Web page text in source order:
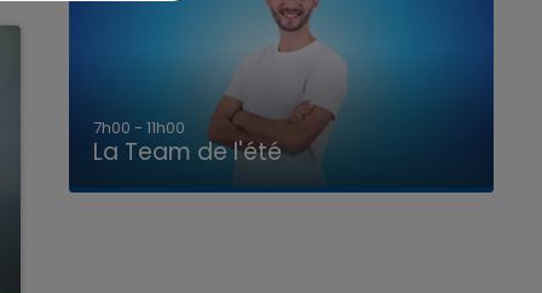
7h00 - 11h00
La Team de l'été